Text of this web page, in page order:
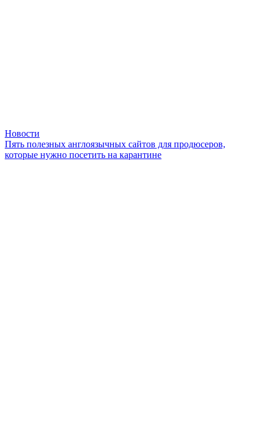
Новости
Пять полезных англоязычных сайтов для продюсеров,
которые нужно посетить на карантине